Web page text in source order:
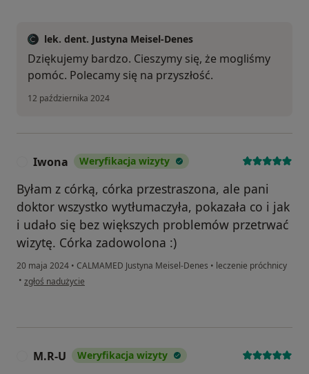
lek. dent. Justyna Meisel-Denes
Dziękujemy bardzo. Cieszymy się, że mogliśmy
pomóc. Polecamy się na przyszłość.
12 października 2024
Iwona Weryfikacja wizyty
Byłam z córką, córka przestraszona, ale pani
doktor wszystko wytłumaczyła, pokazała co i jak
i udało się bez większych problemów przetrwać
wizytę. Córka zadowolona :)
20 maja 2024 • CALMAMED Justyna Meisel-Denes • leczenie próchnicy
• w opinii użytkownika Iwona
zgłoś nadużycie
M.R-U Weryfikacja wizyty